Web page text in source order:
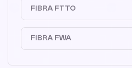
FIBRA FTTO
FIBRA FWA